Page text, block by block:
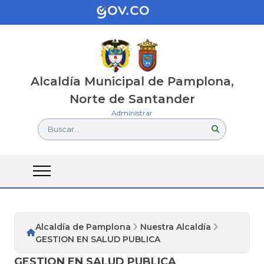
Alcaldía Municipal de Pamplona,
Norte de Santander
Administrar
Buscar...
Alcaldía de Pamplona
Nuestra Alcaldía
GESTION EN SALUD PUBLICA​